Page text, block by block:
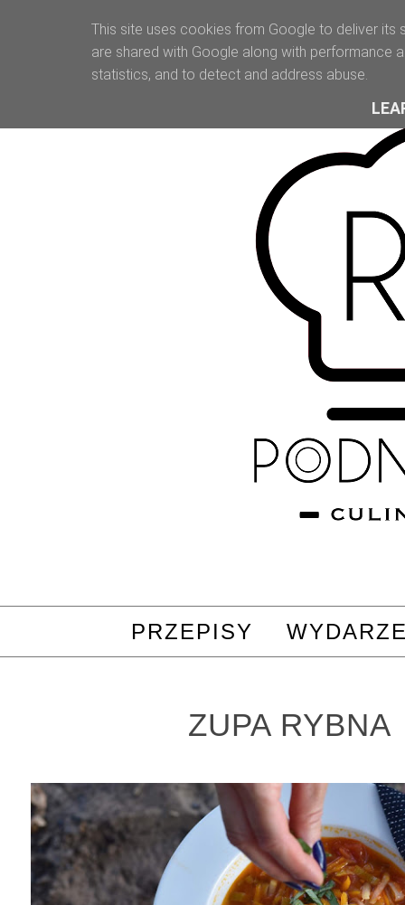
PRZEPISY
ZUPA RYBNA
This site uses cookies from Google to deliver its
are shared with Google along with performance
statistics, and to detect and address abuse.